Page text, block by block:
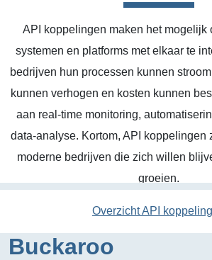
API koppelingen maken het mogelijk
systemen en platforms met elkaar te
bedrijven hun processen kunnen
kunnen verhogen en kosten kunnen
aan real-time monitoring,
data-analyse. Kortom, API koppelingen
moderne bedrijven die zich willen
groeien.
Overzicht API
Buckaroo